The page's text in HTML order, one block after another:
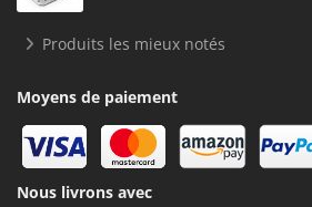
Produits les mieux notés
Moyens de paiement
Nous livrons avec